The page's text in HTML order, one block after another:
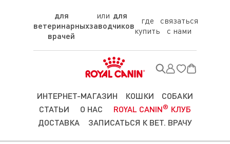
для
ветеринарных
врачей
для
заводчиков
где
купить
связаться
с нами
ИНТЕРНЕТ-МАГАЗИН КОШКИ
СОБАКИ
СТАТЬИ
О НАС ROYAL CANIN® КЛУБ
ДОСТАВКА
ЗАПИСАТЬСЯ К ВЕТ. ВРАЧУ